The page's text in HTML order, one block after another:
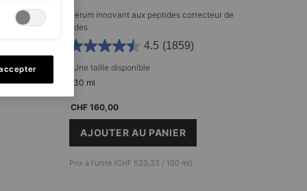
15 % DE VITAMINE C PURE
Sérum innovant aux peptides correcteur de
rides
4.5 (1859)
Une taille disponible​
30 ml
CHF 160,00
AJOUTER AU PANIER
P-TIOX
Prix à l’unité (CHF 533,33 / 100 ml)